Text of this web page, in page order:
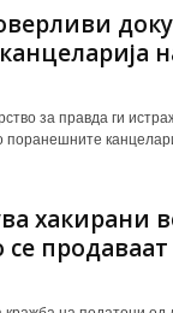
за правда ги
поранешните
хакирани